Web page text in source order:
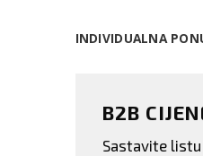
INDIVIDUALNA
B2B
Sastavite